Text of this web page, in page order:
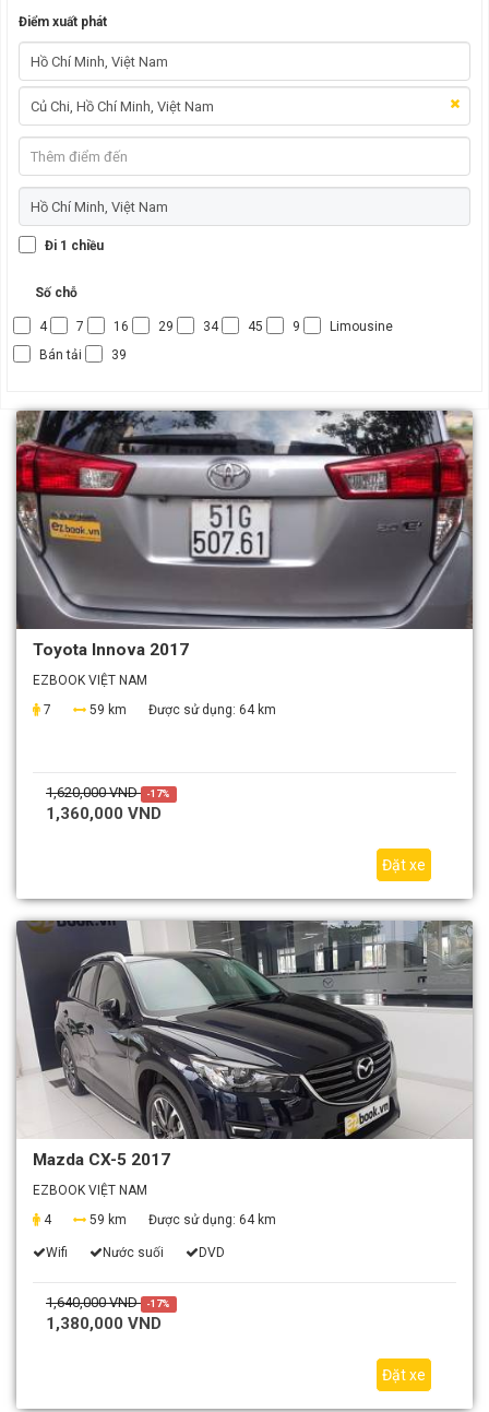
Điểm xuất phát
Đi 1 chiều
Số chỗ
4 7 16 29 34 45 9
Limousine
Bán tải
39
Toyota Innova 2017
EZBOOK VIỆT NAM
7
59 km Được sử dụng: 64 km
1,620,000 VND -17%
1,360,000 VND
Đặt xe
Mazda CX-5 2017
EZBOOK VIỆT NAM
4
59 km Được sử dụng: 64 km
Wifi Nước suối DVD
1,640,000 VND -17%
1,380,000 VND
Đặt xe